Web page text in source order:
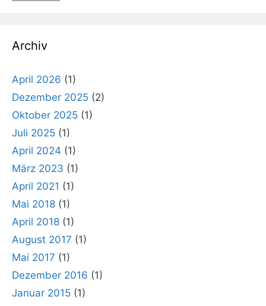
Archiv
April 2026 (1)
Dezember 2025 (2)
Oktober 2025 (1)
Juli 2025 (1)
April 2024 (1)
März 2023 (1)
April 2021 (1)
Mai 2018 (1)
April 2018 (1)
August 2017 (1)
Mai 2017 (1)
Dezember 2016 (1)
Januar 2015 (1)